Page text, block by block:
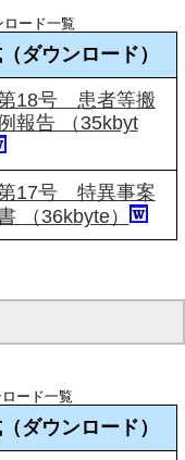
ード一覧
ダウンロード）
18号 患者等搬
報告 （35kbyt
17号 特異事案
（36kbyte）
ード一覧
ダウンロード）